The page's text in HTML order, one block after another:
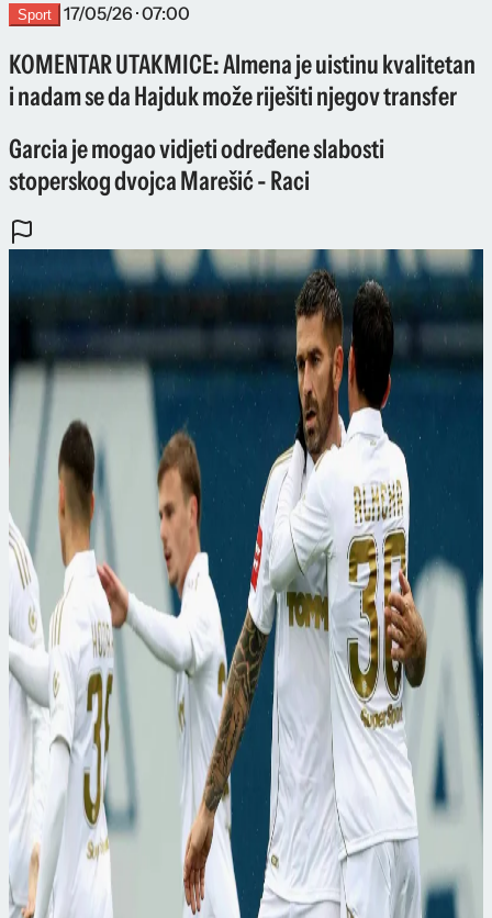
Sport 17/05/26 · 07:00
KOMENTAR UTAKMICE: Almena je uistinu kvalitetan
i nadam se da Hajduk može riješiti njegov transfer
Garcia je mogao vidjeti određene slabosti
stoperskog dvojca Marešić - Raci